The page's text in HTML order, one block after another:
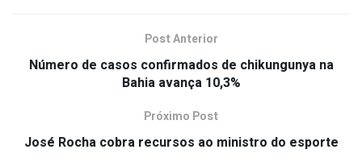
Post Anterior
Número de casos confirmados de chikungunya na
Bahia avança 10,3%
Próximo Post
José Rocha cobra recursos ao ministro do esporte